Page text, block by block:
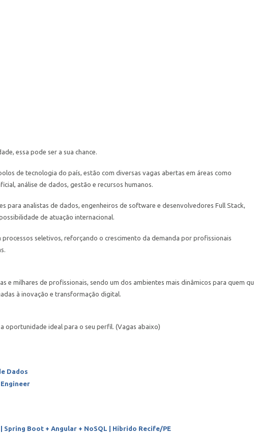
essa pode ser a sua chance.
de tecnologia do país, estão com diversas vagas abertas em áreas como
análise de dados, gestão e recursos humanos.
para analistas de dados, engenheiros de software e desenvolvedores Full Stack,
de atuação internacional.
processos seletivos, reforçando o crescimento da demanda por profissionais
e milhares de profissionais, sendo um dos ambientes mais dinâmicos para quem
à inovação e transformação digital.
oportunidade ideal para o seu perfil. (Vagas abaixo)
Dados
Boot + Angular + NoSQL | Híbrido Recife/PE